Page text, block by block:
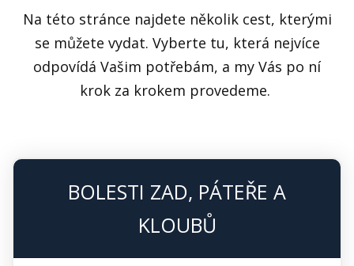
Na této stránce najdete několik cest, kterými
se můžete vydat. Vyberte tu, která nejvíce
odpovídá Vašim potřebám, a my Vás po ní
krok za krokem provedeme.
BOLESTI ZAD, PÁTEŘE A
KLOUBŮ